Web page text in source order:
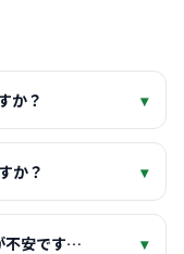
か？ ▾
か？ ▾
不安です… ▾